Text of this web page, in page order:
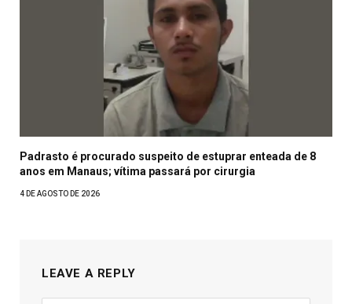
Padrasto é procurado suspeito de estuprar enteada de 8
anos em Manaus; vítima passará por cirurgia
4 DE AGOSTO DE 2026
LEAVE A REPLY